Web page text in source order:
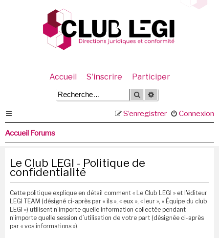
Accueil S'inscrire Participer
Rechercher
Connexion
S’enregistrer
Accueil Forums
Le Club LEGI - Politique de
confidentialité
Cette politique explique en détail comment « Le Club LEGI » et l'éditeur
LEGI TEAM (désigné ci-après par « ils », « eux », « leur », « Équipe du club
LEGI ») utilisent n’importe quelle information collectée pendant
n’importe quelle session d’utilisation de votre part (désignée ci-après
par « vos informations »).